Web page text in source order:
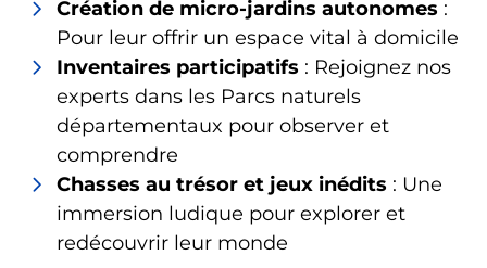
Création de micro-jardins autonomes :
Pour leur offrir un espace vital à domicile
Inventaires participatifs : Rejoignez nos
experts dans les Parcs naturels
départementaux pour observer et
comprendre
Chasses au trésor et jeux inédits : Une
immersion ludique pour explorer et
redécouvrir leur monde